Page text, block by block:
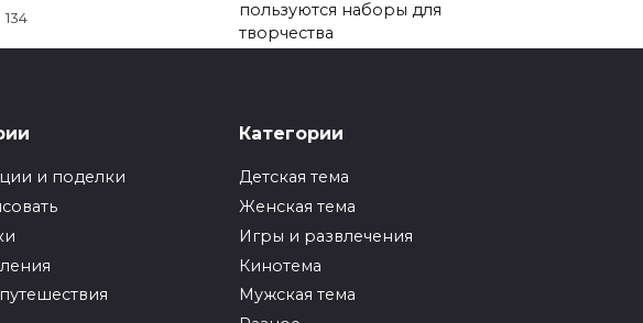
134
пользуются наборы для
творчества
Масленица
бесплатно
— это яркий и
праздник
Как нарисовать
северного/
рождественского оленя
поэтапно?
Северные олени —
невероятные животные,
и поделки
Категории
Детская тема
Женская тема
Игры и развлечения
Кинотема
Мужская тема